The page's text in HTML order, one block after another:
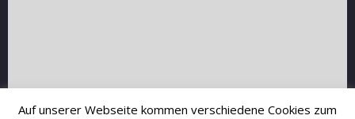
Auf unserer Webseite kommen verschiedene Cookies zum